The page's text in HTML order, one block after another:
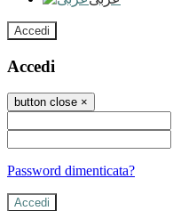
Accedi
Accedi
button close ×
Password dimenticata?